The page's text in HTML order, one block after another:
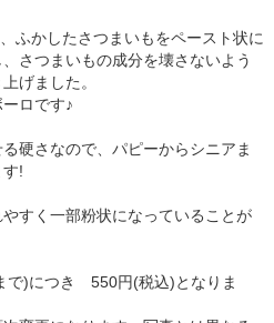
ふかしたさつまいもをペースト状に
さつまいもの成分を壊さないよう
げました。
ロです♪
硬さなので、パピーからシニアま
!
すく一部粉状になっていることが
で)につき 550円(税込)となりま